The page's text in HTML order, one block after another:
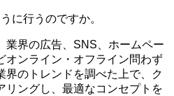
に行うのですか。
業界の広告、SNS、ホームペー
オンライン・オフライン問わず
界のトレンドを調べた上で、ク
リングし、最適なコンセプトを